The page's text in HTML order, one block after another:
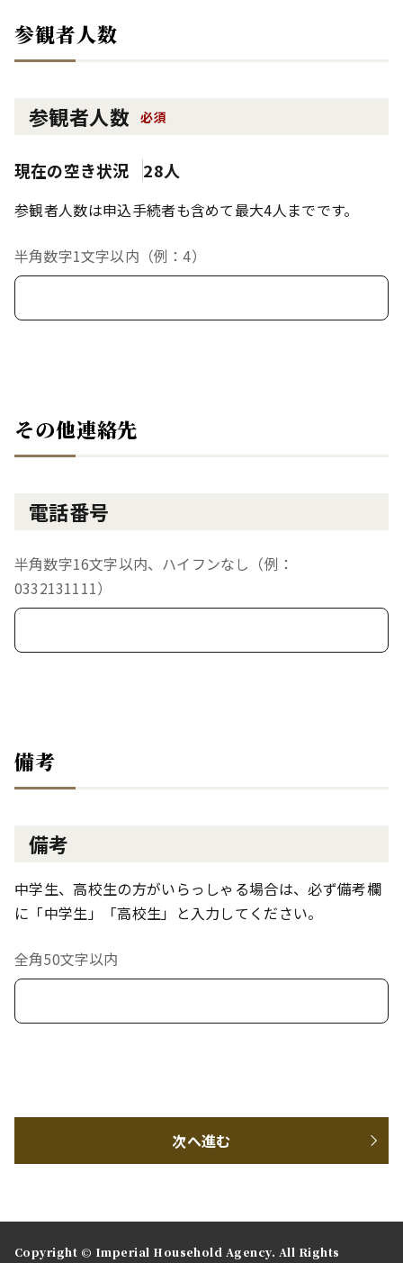
参観者人数
参観者人数 必須
現在の空き状況 28人
参観者人数は申込手続者も含めて最大4人までです。
半角数字1文字以内（例：4）
その他連絡先
電話番号
半角数字16文字以内、ハイフンなし（例：
0332131111）
備考
備考
中学生、高校生の方がいらっしゃる場合は、必ず備考欄
に「中学生」「高校生」と入力してください。
全角50文字以内
次へ進む
Copyright © Imperial Household Agency. All Rights